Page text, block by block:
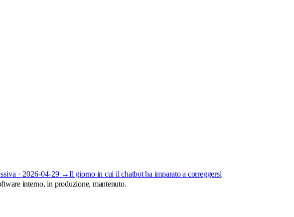
· 2026-04-29 →Il giorno in cui il chatbot ha imparato a correggersi
interno, in produzione, mantenuto.